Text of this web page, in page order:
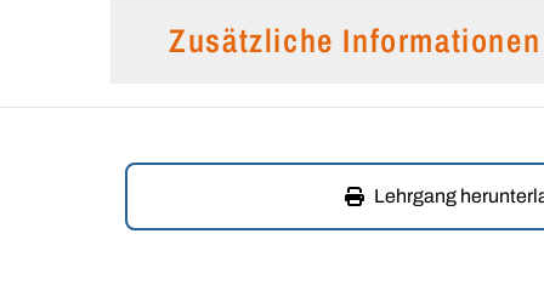
Zusätzliche Informationen
Lehrgang